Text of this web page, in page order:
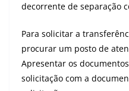
decorrente de separação
Para solicitar a
procurar um posto de
Apresentar os
solicitação com a